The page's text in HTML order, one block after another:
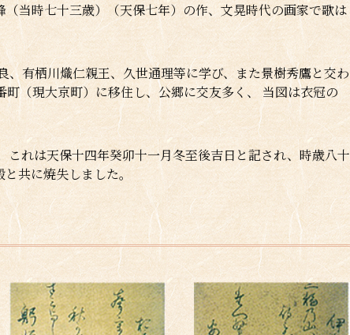
当時七十三歳）（天保七年）の作、文晃時代の画家で歌は
有栖川熾仁親王、久世通理等に学び、また景樹秀鷹と交わ
（現大京町）に移住し、公郷に交友多く、 当図は衣冠の
れは天保十四年癸卯十一月冬至後吉日と記され、時歳八十
共に焼失しました。